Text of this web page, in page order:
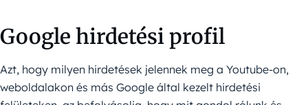
Google hirdetési profil
Azt, hogy milyen hirdetések jelennek meg a Youtube-on,
weboldalakon és más Google által kezelt hirdetési